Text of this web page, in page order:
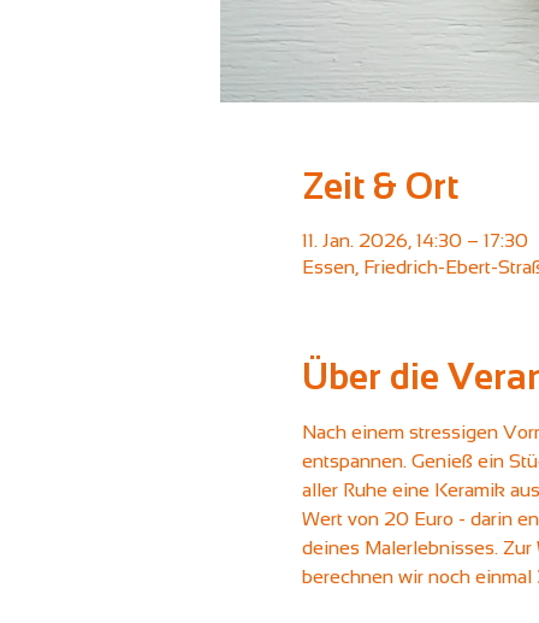
Zeit & Ort
11. Jan. 2026, 14:30 – 17:30
Essen, Friedrich-Ebert-
Über die
Nach einem stressigen
entspannen. Genieß ein
aller Ruhe eine Keramik
Wert von 20 Euro - darin
deines Malerlebnisses.
berechnen wir noch einmal